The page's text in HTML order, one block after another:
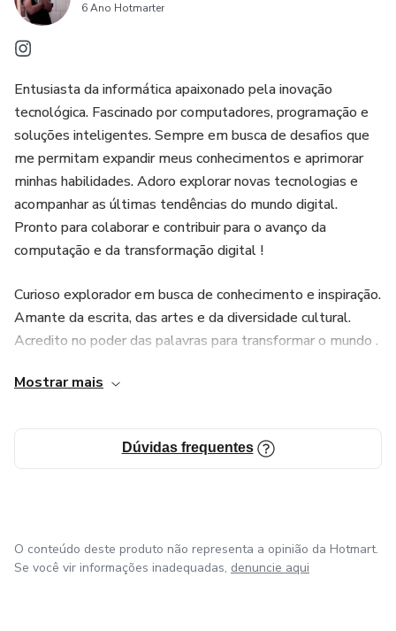
6 Ano Hotmarter
Entusiasta da informática apaixonado pela inovação
tecnológica. Fascinado por computadores, programação e
soluções inteligentes. Sempre em busca de desafios que
me permitam expandir meus conhecimentos e aprimorar
minhas habilidades. Adoro explorar novas tecnologias e
acompanhar as últimas tendências do mundo digital.
Pronto para colaborar e contribuir para o avanço da
computação e da transformação digital !
Curioso explorador em busca de conhecimento e inspiração.
Amante da escrita, das artes e da diversidade cultural.
Acredito no poder das palavras para transformar o mundo .
Mostrar mais
Dúvidas frequentes
O conteúdo deste produto não representa a opinião da Hotmart.
Se você vir informações inadequadas, denuncie aqui